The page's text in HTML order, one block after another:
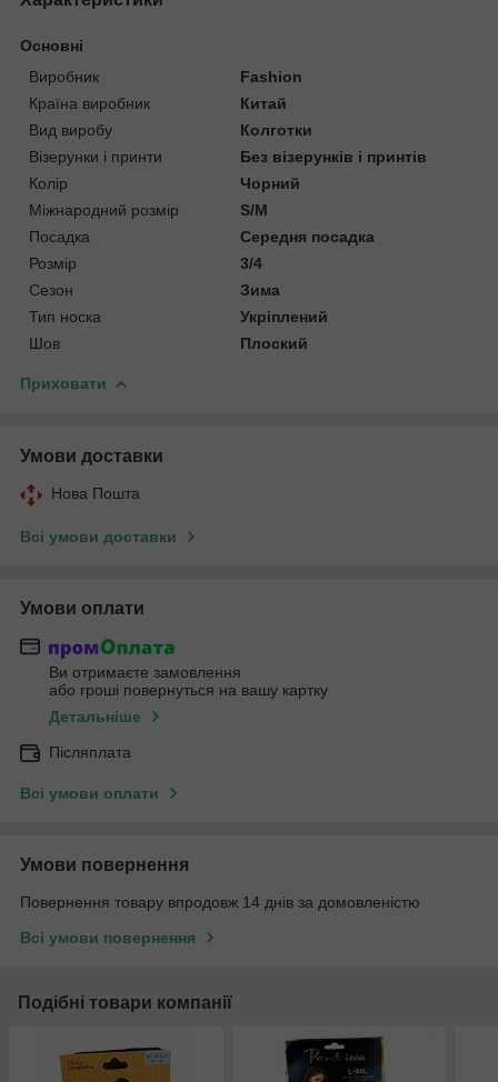
Основні
Виробник
Fashion
Країна виробник
Китай
Вид виробу
Колготки
Візерунки і принти
Без візерунків і принтів
Колір
Чорний
Міжнародний розмір
S/M
Посадка
Середня посадка
Розмір
3/4
Сезон
Зима
Тип носка
Укріплений
Шов
Плоский
Приховати
Умови доставки
Нова Пошта
Всі умови доставки
Умови оплати
Ви отримаєте замовлення
або гроші повернуться на вашу картку
Детальніше
Післяплата
Всі умови оплати
Умови повернення
Повернення товару впродовж 14 днів за домовленістю
Всі умови повернення
Подібні товари компанії